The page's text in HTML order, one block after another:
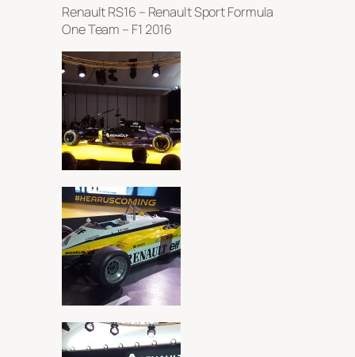
Renault RS16 – Renault Sport Formula
One Team – F1 2016